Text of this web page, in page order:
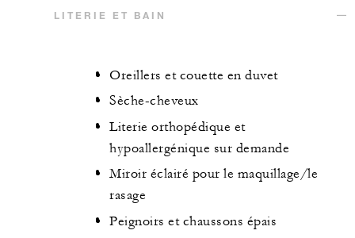
LITERIE ET BAIN
Oreillers et couette en duvet
Sèche-cheveux
Literie orthopédique et
hypoallergénique sur demande
Miroir éclairé pour le maquillage/le
rasage
Peignoirs et chaussons épais